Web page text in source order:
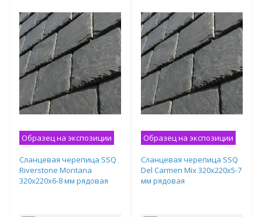
Образец на экспозиции
Сланцевая черепица SSQ
Riverstone Montana
320x220х6-8 мм рядовая
Образец на экспозиции
Сланцевая черепица SSQ
Del Carmen Mix 320x220х5-7
мм рядовая